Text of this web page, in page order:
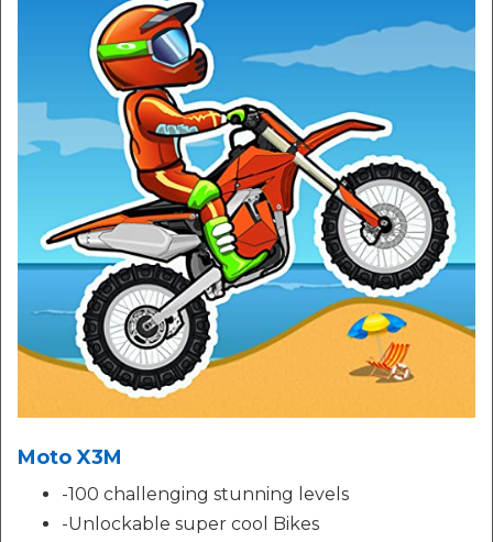
Moto X3M
-100 challenging stunning levels
-Unlockable super cool Bikes